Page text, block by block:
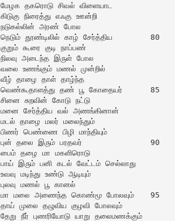
மேழக தகரொடு சிவல் விளையாட
கிடுகு நிரைத்து எஃகு ஊன்றி
நடுகல்லின் அரண் போல
நெடும் தூண்டிலில் காழ் சேர்த்திய	80
குறும் கூரை குடி நாப்பண்
நிலவு அடைந்த இருள் போல
வலை உணங்கும் மணல் முன்றில்
வீழ் தாழை தாள் தாழ்ந்த
வெண்கூதாளத்து தண் பூ கோதையர்	85
சினை சுறவின் கோடு நட்டு
மனை சேர்த்திய வல் அணங்கினான்
மடல் தாழை மலர் மலைந்தும்
பிணர் பெண்ணை பிழி மாந்தியும்
புன் தலை இரும் பரதவர்		90
பைம் தழை மா மகளிரொடு
பாய் இரும் பனி கடல் வேட்டம் செல்லாது
உவவு மடிந்து உண்டு ஆடியும்
புலவு மணல் பூ கானல்
மா மலை அணைந்த கொண்மூ போலவும்	95
தாய் முலை தழுவிய குழவி போலவும்
தேறு நீர் புணரியோடு யாறு தலைமணக்கும்